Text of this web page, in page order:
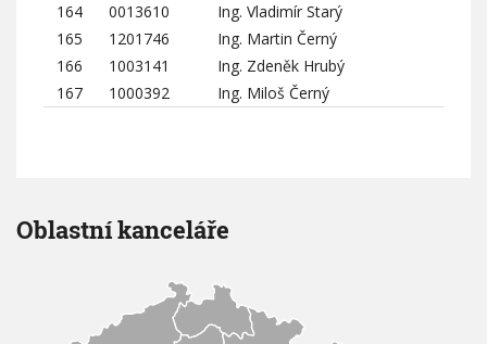
164
0013610
Ing. Vladimír Starý
165
1201746
Ing. Martin Černý
166
1003141
Ing. Zdeněk Hrubý
167
1000392 Ing. Miloš Černý
Oblastní kanceláře